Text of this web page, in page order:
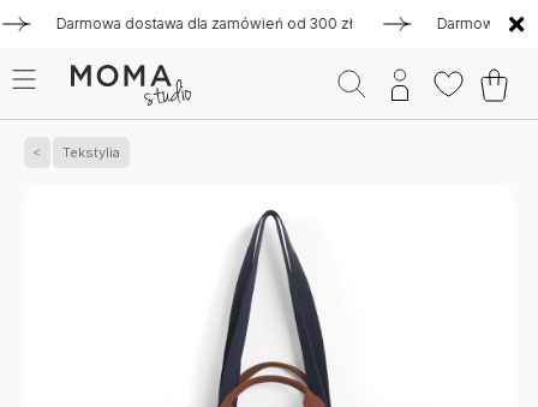
Darmowa dostawa dla zamówień od 300 zł Darmowa
Tekstylia